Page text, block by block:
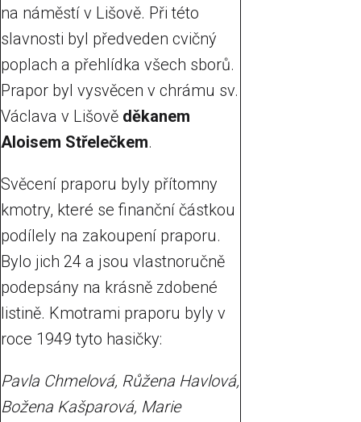
na náměstí v Lišově. Při této
slavnosti byl předveden cvičný
poplach a přehlídka všech sborů.
Prapor byl vysvěcen v chrámu sv.
Václava v Lišově děkanem
Aloisem Střelečkem.
Svěcení praporu byly přítomny
kmotry, které se finanční částkou
podílely na zakoupení praporu.
Bylo jich 24 a jsou vlastnoručně
podepsány na krásně zdobené
listině. Kmotrami praporu byly v
roce 1949 tyto hasičky:
Pavla Chmelová, Růžena Havlová,
Božena Kašparová, Marie